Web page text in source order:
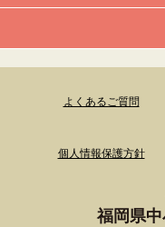
よくあるご質問
個人情報保護方針
福岡県